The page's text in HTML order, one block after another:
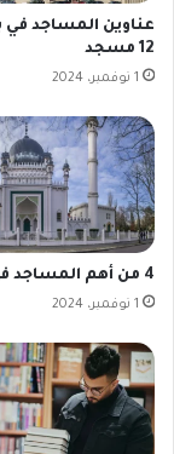
عناوين المساجد في
12 مسجد
1 نوفمبر، 2024
4 من أهم المساجد في برلين
1 نوفمبر، 2024